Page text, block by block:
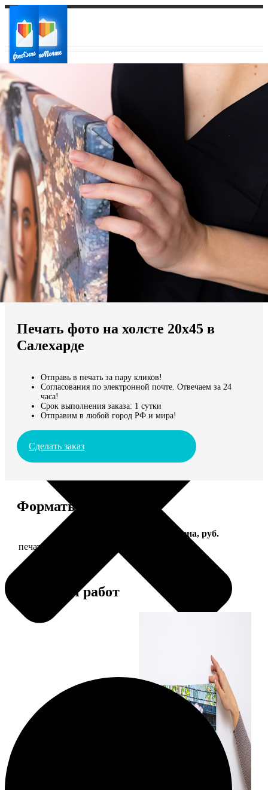
Ваш город:
Ваш регион доставки
Выберите из списка:
Мы доставляем по всему миру
Продолжить без города
Печать фото на холсте 20х45 в
Салехарде
Отправь в печать за пару кликов!
Согласования по электронной почте. Отвечаем за 24
часа!
Срок выполнения заказа: 1 сутки
Отправим в любой город РФ и мира!
Сделать заказ
Форматы и цены
Цена, руб.
печать фото на холсте с подрамником
Примеры работ